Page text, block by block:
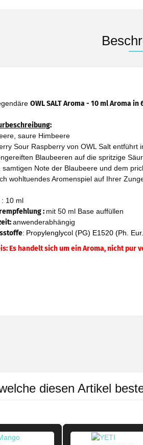
OWL SALT Aroma - 10 ml Aroma
:
saure Himbeere
Sour Raspberry von OWL Salt
Blaubeeren auf die spritzige
samtigen Note der Blaubeere und dem
wohltuendes Aromenspiel auf Ihrer
: 10 ml
: mit 50 ml Base auffüllen
:anwenderabhängig
: Propylenglycol (PG) E1520 (Ph.
Es handelt sich um ein Aroma, nicht pur
diesen Artikel